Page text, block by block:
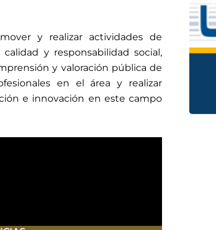
y realizar actividades de
y responsabilidad social,
y valoración pública de
en el área y realizar
e innovación en este campo